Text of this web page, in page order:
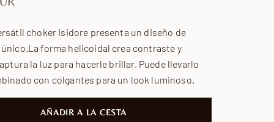
choker Isidore presenta un diseño de
forma helicoidal crea contraste y
la luz para hacerle brillar. Puede llevarlo
con colgantes para un look luminoso.
AÑADIR A LA CESTA